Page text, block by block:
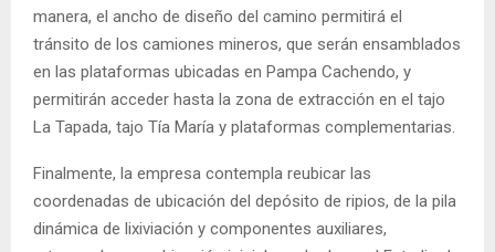
manera, el ancho de diseño del camino permitirá el
tránsito de los camiones mineros, que serán ensamblados
en las plataformas ubicadas en Pampa Cachendo, y
permitirán acceder hasta la zona de extracción en el tajo
La Tapada, tajo Tía María y plataformas complementarias.
Finalmente, la empresa contempla reubicar las
coordenadas de ubicación del depósito de ripios, de la pila
dinámica de lixiviación y componentes auxiliares,